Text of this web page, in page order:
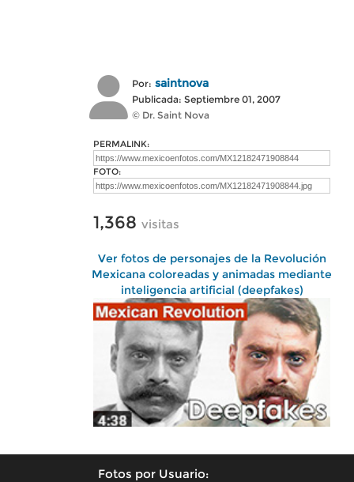
Por: saintnova
Publicada: Septiembre 01, 2007
© Dr. Saint Nova
PERMALINK:
FOTO:
1,368 visitas
Ver fotos de personajes de la Revolución
Mexicana coloreadas y animadas mediante
inteligencia artificial (deepfakes)
Fotos por Usuario: